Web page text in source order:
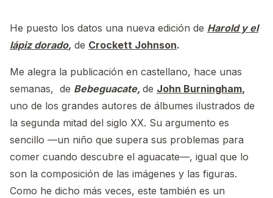
He puesto los datos una nueva edición de Harold y el
lápiz dorado, de Crockett Johnson.
Me alegra la publicación en castellano, hace unas
semanas, de Bebeguacate, de John Burningham,
uno de los grandes autores de álbumes ilustrados de
la segunda mitad del siglo XX. Su argumento es
sencillo —un niño que supera sus problemas para
comer cuando descubre el aguacate—, igual que lo
son la composición de las imágenes y las figuras.
Como he dicho más veces, este también es un